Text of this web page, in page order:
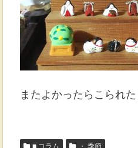
またよかったらこられ
■ コラム ・ 季節